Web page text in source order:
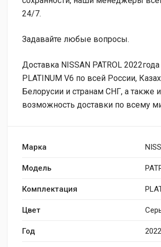
24/7.
Задавайте любые вопросы.
Доставка NISSAN PATROL 2022года
PLATINUM V6 по всей России,
Белорусии и странам СНГ, а также
возможность доставки по всему
Марка
Модель
Комплектация
Цвет
Год 2022